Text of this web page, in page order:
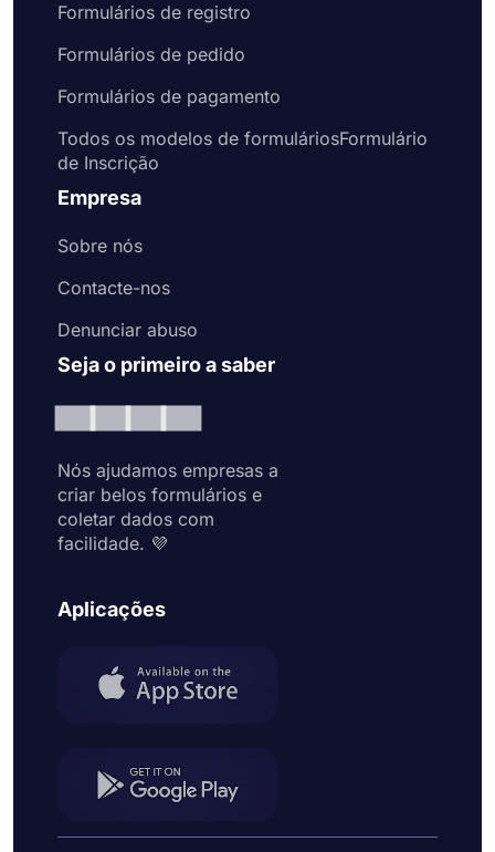
Formulários de registro
Formulários de pedido
Formulários de pagamento
Todos os modelos de formuláriosFormulário
de Inscrição
Empresa
Sobre nós
Contacte-nos
Denunciar abuso
Seja o primeiro a saber
Nós ajudamos empresas a
criar belos formulários e
coletar dados com
facilidade. 💜
Aplicações